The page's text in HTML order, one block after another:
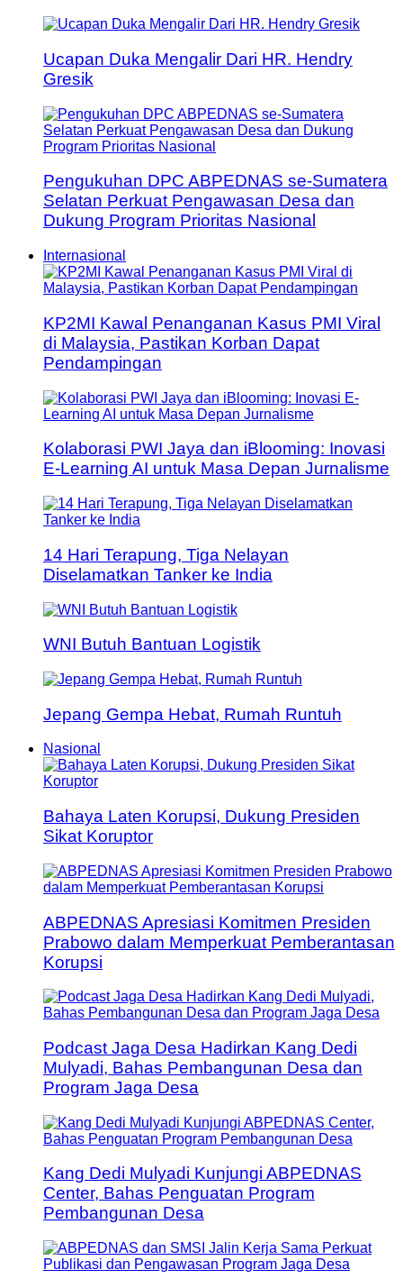
Ucapan Duka Mengalir Dari HR. Hendry
Gresik
Pengukuhan DPC ABPEDNAS se-Sumatera
Selatan Perkuat Pengawasan Desa dan
Dukung Program Prioritas Nasional
Internasional
KP2MI Kawal Penanganan Kasus PMI Viral
di Malaysia, Pastikan Korban Dapat
Pendampingan
Kolaborasi PWI Jaya dan iBlooming: Inovasi
E-Learning AI untuk Masa Depan Jurnalisme
14 Hari Terapung, Tiga Nelayan
Diselamatkan Tanker ke India
WNI Butuh Bantuan Logistik
Jepang Gempa Hebat, Rumah Runtuh
Nasional
Bahaya Laten Korupsi, Dukung Presiden
Sikat Koruptor
ABPEDNAS Apresiasi Komitmen Presiden
Prabowo dalam Memperkuat Pemberantasan
Korupsi
Podcast Jaga Desa Hadirkan Kang Dedi
Mulyadi, Bahas Pembangunan Desa dan
Program Jaga Desa
Kang Dedi Mulyadi Kunjungi ABPEDNAS
Center, Bahas Penguatan Program
Pembangunan Desa